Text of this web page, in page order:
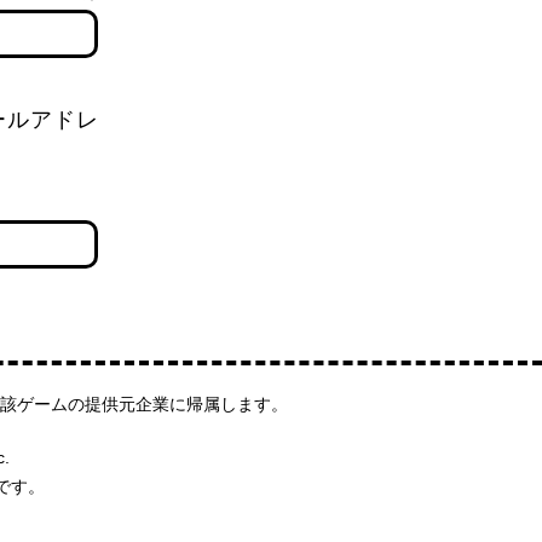
アドレ
ゲームの提供元企業に帰属します。
。